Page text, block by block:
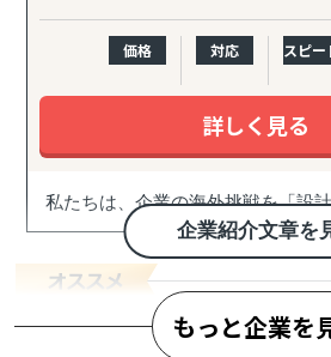
価格 対応 スピー
詳しく見る
企業紹介文章を
私たちは、企業の海外挑戦を「設
まで一気通貫で伴走支援します。
『どの国が最適か？』を見極める
進出後に必ず直面する現地でのマ
もっと企業を